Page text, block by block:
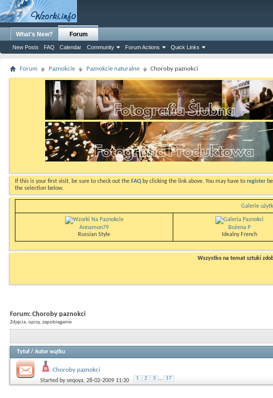
What's New? Forum
New Posts FAQ Calendar Community Forum Actions Quick Links
Forum Paznokcie Paznokcie naturalne Choroby paznokci
If this is your first visit, be sure to check out the FAQ by clicking the link above. You may have to register
the selection below.
Galerie
Annamon79
Russian Style
Bożena P
Idealny French
Wszystko na temat sztuki
Forum: Choroby paznokci
Zdjęcia, opisy, zapobieganie
Tytuł / Autor wątku
Choroby paznokci
Started byseqoya, 28-02-2009 11:30 1 2 3 ... 17